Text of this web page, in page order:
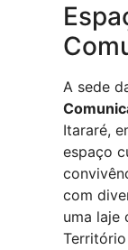
A sede
Itararé,
espaço
com
uma laje